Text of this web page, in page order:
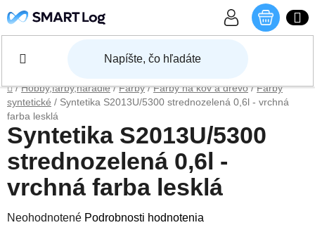
Domov
/ Hobby,farby,náradie / Farby / Farby na kov a drevo / Farby
syntetické / Syntetika S2013U/5300 strednozelená 0,6l - vrchná
farba lesklá
Syntetika S2013U/5300
strednozelená 0,6l -
vrchná farba lesklá
Priemerné hodnotenie produktu je 0,0 z 5 hviezdičiek.
Neohodnotené Podrobnosti hodnotenia